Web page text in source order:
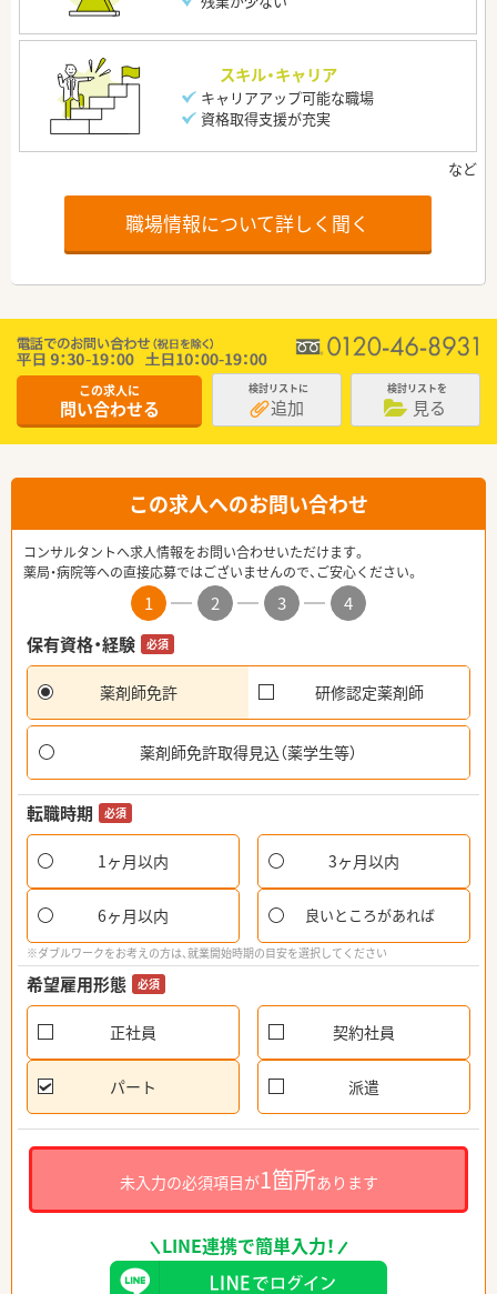
スキル・キャリア
キャリアアップ可能な職場
資格取得支援が充実
職場情報について詳しく聞く
この求人に
問い合わせる
検討リストに
追加
検討リストを
見る
この求人へのお問い合わせ
コンサルタントへ求人情報をお問い合わせいただけます。
薬局・病院等への直接応募ではございませんので、ご安心ください。
1 2 3
4
保有資格・経験
必須
薬剤師免許 研修認定薬剤師
薬剤師免許取得見込（薬学生等）
転職時期 必須
1ヶ月以内 3ヶ月以内
6ヶ月以内 良いところがあれば
※ダブルワークをお考えの方は、就業開始時期の目安を選択してください
希望雇用形態 必須
正社員 契約社員
パート 派遣
未入力の必須項目が1箇所あります
LINE連携で簡単入力！